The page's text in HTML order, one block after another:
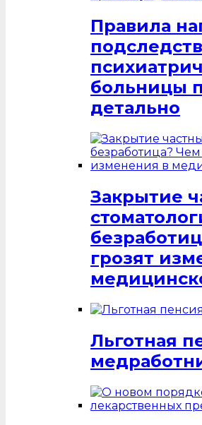
Правила
больницы
детально
Закрытие
грозят
Льготная